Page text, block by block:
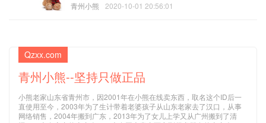
青州小熊 2020-10-01 20:56:01
Qzxx.com
青州小熊--坚持只做正品
小熊老家山东省青州市，因2001年在小熊在线卖东西，取名这个ID后一
直使用至今，2003年为了生计带着老婆孩子从山东老家去了汉口，从事
网络销售，2004年搬到广东，2013年为了女儿上学又从广州搬到了清